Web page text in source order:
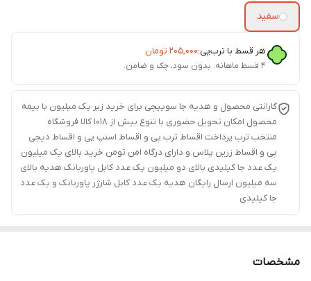
سفید
هر قسط با ترب‌پی:۲۰۵٬۰۰۰ تومان
۴ قسط ماهانه. بدون سود، چک و ضامن.
گارانتی محصول و هدیه جا سوییچی برای خرید زیر یک میلیون با بیمه
محصول امکان تحویل حضوری با تنوع بیش از 1018 کالا فروشگاه
منتخب ترب پرداخت اقساط ترب پی و اقساط اسنپ پی و اقساط دیجی
پی و اقساط زرین پلاس و دارای درگاه امن تومن خرید بالای یک میلیون
یک عدد جا کیلیدی بالای دو میلیون یک عدد کابل پاوربانک هدیه بالای
سه میلیون ارسال رایگان هدیه یک عدد کابل شارژر پاوربانک و یک عدد
جا کیلیدی
مشخصات